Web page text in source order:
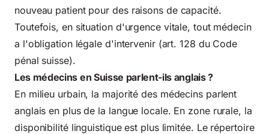
nouveau patient pour des raisons de capacité.
Toutefois, en situation d'urgence vitale, tout médecin
a l'obligation légale d'intervenir (art. 128 du Code
pénal suisse).
Les médecins en Suisse parlent-ils anglais ?
En milieu urbain, la majorité des médecins parlent
anglais en plus de la langue locale. En zone rurale, la
disponibilité linguistique est plus limitée. Le répertoire